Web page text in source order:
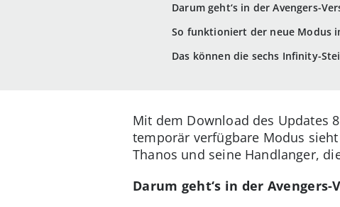
Darum geht‘s in der Avengers-
So funktioniert der neue Modus
Das können die sechs Infinity-
Mit dem Download des Updates
temporär verfügbare Modus
Thanos und seine Handlanger,
Darum geht‘s in der